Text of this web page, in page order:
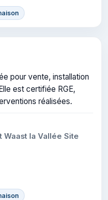
pour vente, installation
est certifiée RGE,
réalisées.
Waast la Vallée Site